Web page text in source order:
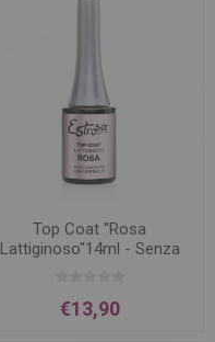
Top Coat ''Rosa
Lattiginoso''14ml - Senza
€13,90